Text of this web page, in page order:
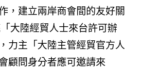
，建立兩岸商會間的友好關
大陸經貿人士來台許可辦
力主「大陸主管經貿官方人
顧問身分者應可邀請來